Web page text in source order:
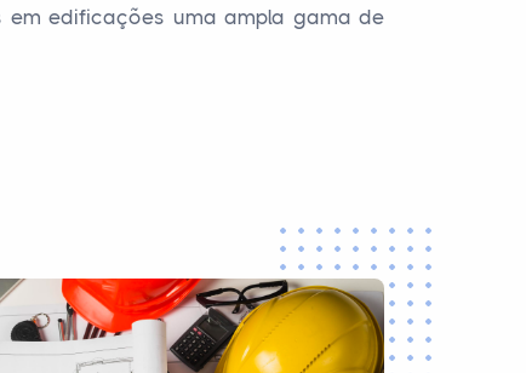
edificações uma ampla gama de